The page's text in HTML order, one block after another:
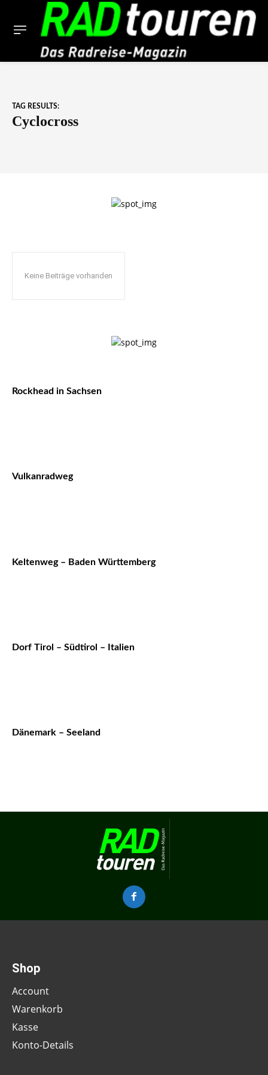
TAG RESULTS:
Cyclocross
Keine Beiträge vorhanden
Rockhead in Sachsen
Vulkanradweg
Keltenweg – Baden Württemberg
Dorf Tirol – Südtirol – Italien
Dänemark – Seeland
Shop
Account
Warenkorb
Kasse
Konto-Details